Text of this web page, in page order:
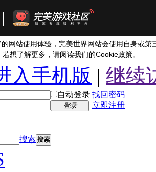
网站使用体验，完美世界网站会使用自身或第
若想了解更多，请阅读我们的Cookie政策。
入手机版 | 继续
自动登录 找回密码
登录 立即注册
搜索 搜索